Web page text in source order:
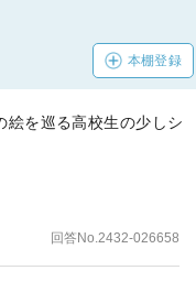
本棚登録
絵を巡る高校生の少しシ
回答No.2432-026658